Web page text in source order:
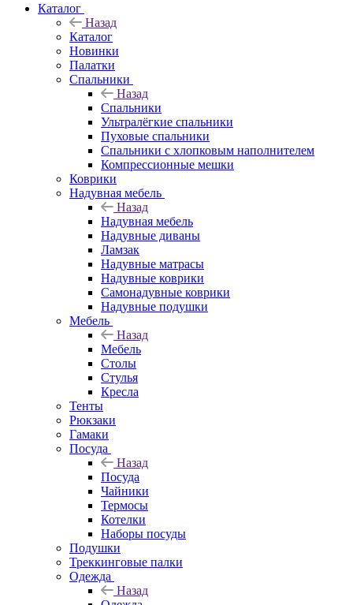
Каталог
Назад
Каталог
Новинки
Палатки
Спальники
Назад
Спальники
Ультралёгкие спальники
Пуховые спальники
Спальники с хлопковым наполнителем
Компрессионные мешки
Коврики
Надувная мебель
Назад
Надувная мебель
Надувные диваны
Ламзак
Надувные матрасы
Надувные коврики
Самонадувные коврики
Надувные подушки
Мебель
Назад
Мебель
Столы
Стулья
Кресла
Тенты
Рюкзаки
Гамаки
Посуда
Назад
Посуда
Чайники
Термосы
Котелки
Наборы посуды
Подушки
Треккинговые палки
Одежда
Назад